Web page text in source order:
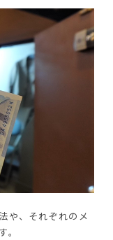
や、それぞれのメ